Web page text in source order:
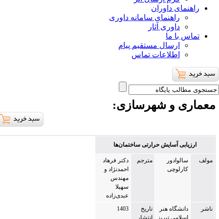
داوران
راهنمای سامانه داوری
داوری آثار
ما
ارسال مستقیم پیام
اطلاعات تماس
و شهرسازی:
آسایش حرارتی ساختمان‌ها
مترجم
دکتر فرهاد
هنر
تاریخ
انتشار
1403